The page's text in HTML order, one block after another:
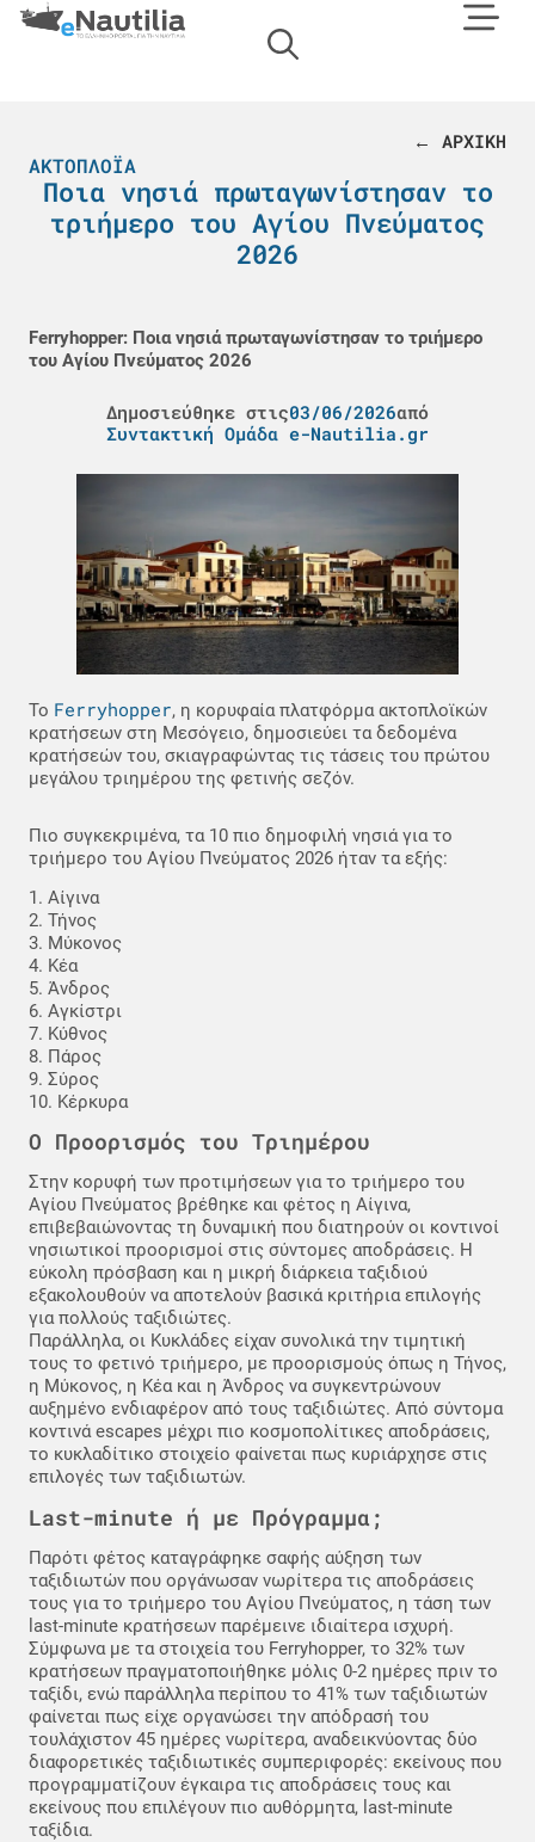
← ΑΡΧΙΚΗ
ΑΚΤΟΠΛΟΪΑ
Ποια νησιά πρωταγωνίστησαν το
τριήμερο του Αγίου Πνεύματος
2026
Ferryhopper: Ποια νησιά πρωταγωνίστησαν το τριήμερο
του Αγίου Πνεύματος 2026
Δημοσιεύθηκε στις03/06/2026από
Συντακτική Ομάδα e-Nautilia.gr
Το Ferryhopper, η κορυφαία πλατφόρμα ακτοπλοϊκών
κρατήσεων στη Μεσόγειο, δημοσιεύει τα δεδομένα
κρατήσεών του, σκιαγραφώντας τις τάσεις του πρώτου
μεγάλου τριημέρου της φετινής σεζόν.
Πιο συγκεκριμένα, τα 10 πιο δημοφιλή νησιά για το
τριήμερο του Αγίου Πνεύματος 2026 ήταν τα εξής:
1. Αίγινα
2. Τήνος
3. Μύκονος
4. Κέα
5. Άνδρος
6. Αγκίστρι
7. Κύθνος
8. Πάρος
9. Σύρος
10. Κέρκυρα
Ο Προορισμός του Τριημέρου
Στην κορυφή των προτιμήσεων για το τριήμερο του
Αγίου Πνεύματος βρέθηκε και φέτος η Αίγινα,
επιβεβαιώνοντας τη δυναμική που διατηρούν οι κοντινοί
νησιωτικοί προορισμοί στις σύντομες αποδράσεις. Η
εύκολη πρόσβαση και η μικρή διάρκεια ταξιδιού
εξακολουθούν να αποτελούν βασικά κριτήρια επιλογής
για πολλούς ταξιδιώτες.
Παράλληλα, οι Κυκλάδες είχαν συνολικά την τιμητική
τους το φετινό τριήμερο, με προορισμούς όπως η Τήνος,
η Μύκονος, η Κέα και η Άνδρος να συγκεντρώνουν
αυξημένο ενδιαφέρον από τους ταξιδιώτες. Από σύντομα
κοντινά escapes μέχρι πιο κοσμοπολίτικες αποδράσεις,
το κυκλαδίτικο στοιχείο φαίνεται πως κυριάρχησε στις
επιλογές των ταξιδιωτών.
Last-minute ή με Πρόγραμμα;
Παρότι φέτος καταγράφηκε σαφής αύξηση των
ταξιδιωτών που οργάνωσαν νωρίτερα τις αποδράσεις
τους για το τριήμερο του Αγίου Πνεύματος, η τάση των
last-minute κρατήσεων παρέμεινε ιδιαίτερα ισχυρή.
Σύμφωνα με τα στοιχεία του Ferryhopper, το 32% των
κρατήσεων πραγματοποιήθηκε μόλις 0-2 ημέρες πριν το
ταξίδι, ενώ παράλληλα περίπου το 41% των ταξιδιωτών
φαίνεται πως είχε οργανώσει την απόδρασή του
τουλάχιστον 45 ημέρες νωρίτερα, αναδεικνύοντας δύο
διαφορετικές ταξιδιωτικές συμπεριφορές: εκείνους που
προγραμματίζουν έγκαιρα τις αποδράσεις τους και
εκείνους που επιλέγουν πιο αυθόρμητα, last-minute
ταξίδια.